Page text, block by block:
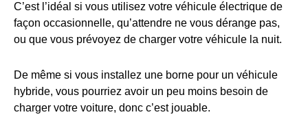
C’est l’idéal si vous utilisez votre véhicule électrique de
façon occasionnelle, qu’attendre ne vous dérange pas,
ou que vous prévoyez de charger votre véhicule la nuit.
De même si vous installez une borne pour un véhicule
hybride, vous pourriez avoir un peu moins besoin de
charger votre voiture, donc c’est jouable.